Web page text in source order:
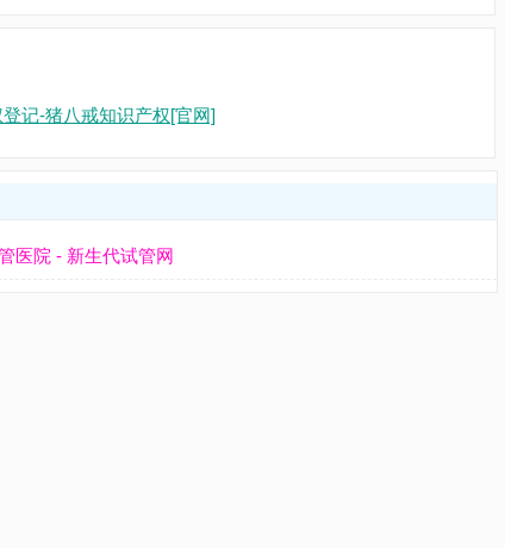
记-猪八戒知识产权[官网]
医院 - 新生代试管网